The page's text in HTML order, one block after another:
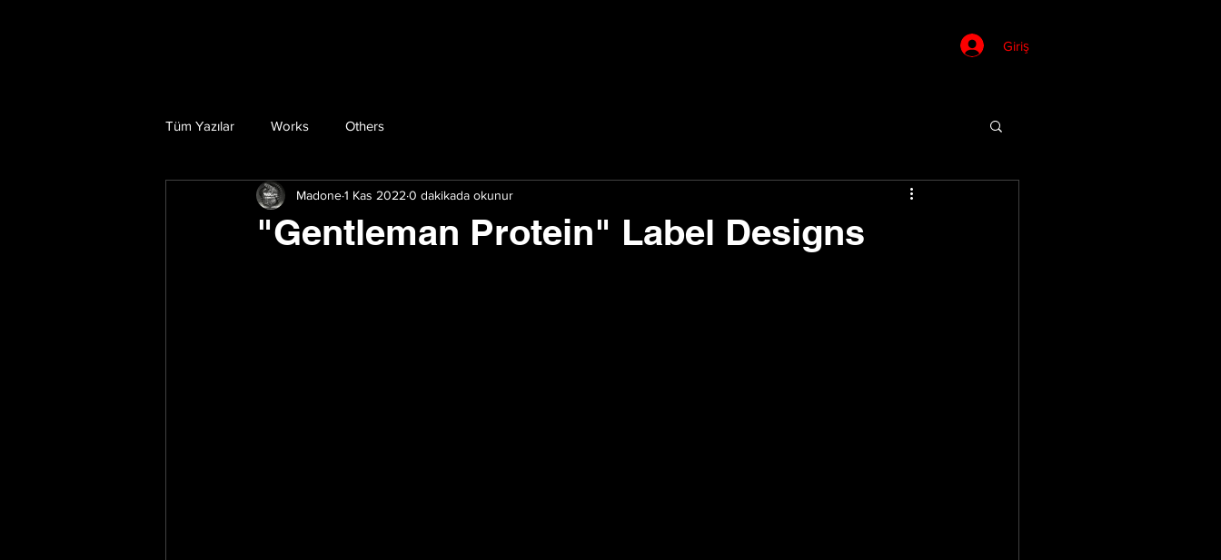
Giriş
Tüm Yazılar Works Others
"Gentleman Protein" Label Designs
Madone1 Kas 2022 0 dakikada okunur